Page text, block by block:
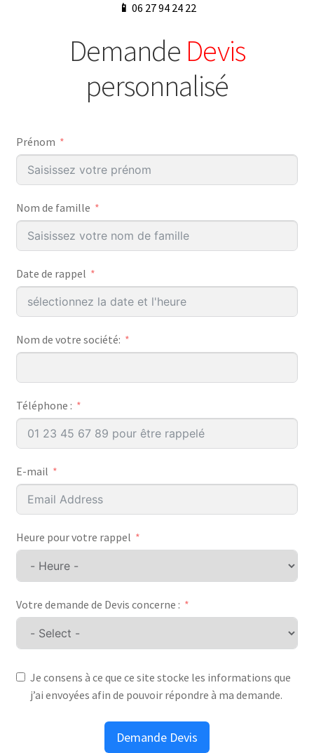
📱 06 27 94 24 22
Demande Devis
personnalisé
Prénom
Nom de famille
Date de rappel
Nom de votre société:
Téléphone :
E-mail
Heure pour votre rappel
Votre demande de Devis concerne :
Je consens à ce que ce site stocke les informations que
j’ai envoyées afin de pouvoir répondre à ma demande.
Demande Devis